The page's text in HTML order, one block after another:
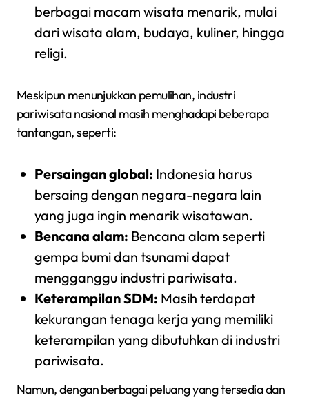
berbagai macam wisata menarik, mulai
dari wisata alam, budaya, kuliner, hingga
religi.
Meskipun menunjukkan pemulihan, industri
pariwisata nasional masih menghadapi beberapa
tantangan, seperti:
Persaingan global: Indonesia harus
bersaing dengan negara-negara lain
yang juga ingin menarik wisatawan.
Bencana alam: Bencana alam seperti
gempa bumi dan tsunami dapat
mengganggu industri pariwisata.
Keterampilan SDM: Masih terdapat
kekurangan tenaga kerja yang memiliki
keterampilan yang dibutuhkan di industri
pariwisata.
Namun, dengan berbagai peluang yang tersedia dan